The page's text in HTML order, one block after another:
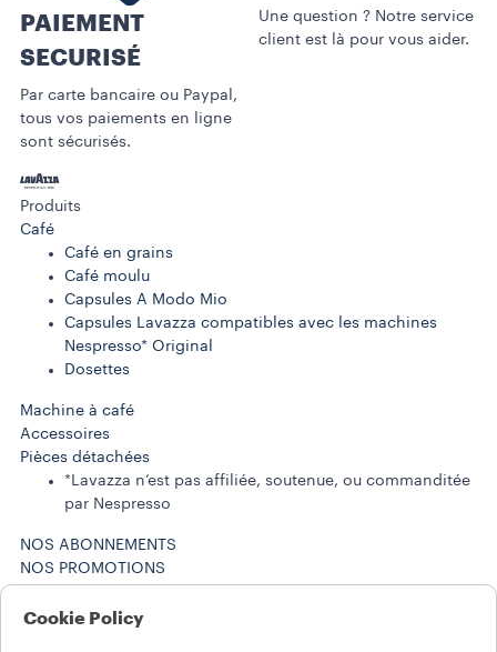
PAIEMENT
SECURISÉ
Par carte bancaire ou Paypal,
tous vos paiements en ligne
sont sécurisés.
Une question ? Notre service
client est là pour vous aider.
Produits
Café
Café en grains
Café moulu
Capsules A Modo Mio
Capsules Lavazza compatibles avec les machines
Nespresso* Original
Dosettes
Machine à café
Accessoires
Pièces détachées
*Lavazza n’est pas affiliée, soutenue, ou commanditée
par Nespresso
NOS ABONNEMENTS
NOS PROMOTIONS
LE MONDE LAVAZZA
Cookie Policy